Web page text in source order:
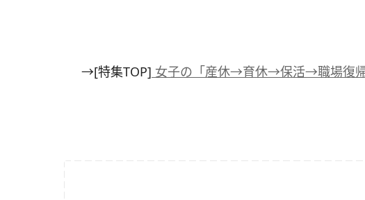
→[特集TOP] 女子の「産休→育休→保活→職場復